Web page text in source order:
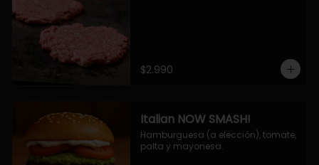
$2.990
Italian NOW SMASH!
Hamburguesa (a elección), tomate,
palta y mayonesa.